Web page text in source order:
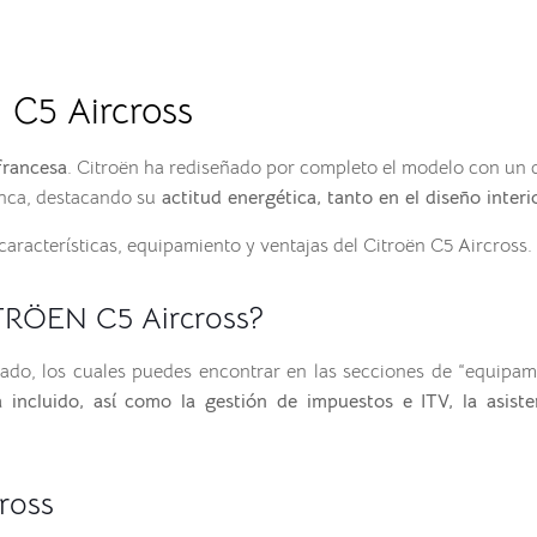
Aircross
. Citroën ha rediseñado por completo el modelo con
destacando su actitud energética, tanto en el diseño
equipamiento y ventajas del Citroën C5 Aircross.
C5 Aircross?
los cuales puedes encontrar en las secciones de
así como la gestión de impuestos e ITV, la